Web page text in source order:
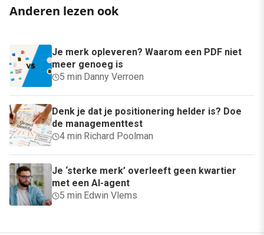
Anderen lezen ook
Je merk opleveren? Waarom een PDF niet
meer genoeg is
5 min· Danny Verroen
Denk je dat je positionering helder is? Doe
de managementtest
4 min· Richard Poolman
Je ‘sterke merk’ overleeft geen kwartier
met een AI-agent
5 min· Edwin Vlems